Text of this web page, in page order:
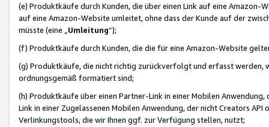
(e) Produktkäufe durch Kunden, die über einen Link auf eine
auf eine Amazon-Website umleitet, ohne dass der Kunde auf der
müsste (eine „ Umleitung“);
(f) Produktkäufe durch Kunden, die die für eine Amazon-Website
(g) Produktkäufe, die nicht richtig zurückverfolgt und erfasst werden,
ordnungsgemäß formatiert sind;
(h) Produktkäufe über einen Partner-Link in einer Mobilen
Link in einer Zugelassenen Mobilen Anwendung, der nicht Creators
Verlinkungstools, die wir Ihnen ggf. zur Verfügung stellen, nutzt;